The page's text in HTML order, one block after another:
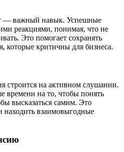
— важный навык. Успешные
реакциями, понимая, что не
Это помогает сохранять
которые критичны для бизнеса.
строится на активном слушании.
времени на то, чтобы понять
высказаться самим. Это
находить взаимовыгодные